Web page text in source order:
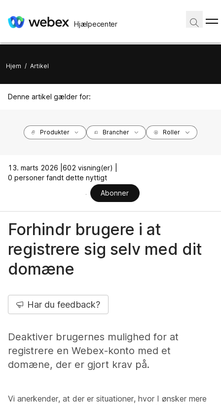
Hjælpecenter
Hjem / Artikel
Denne artikel gælder for:
Produkter Brancher Roller
13. marts 2026 | 602 visning(er) |
0 personer fandt dette nyttigt
Abonner
Forhindr brugere i at
registrere sig selv med dit
domæne
Har du feedback?
Deaktiver brugernes mulighed for at
registrere en Webex-konto med et
domæne, der er gjort krav på.
Vi anerkender, at der er situationer, hvor I ønsker mere